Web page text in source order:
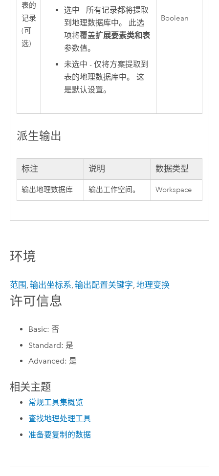
表的
记录
(可
选)
选中 - 所有记录都将提取
到地理数据库中。 此选
项将覆盖扩展要素类和表
参数值。
未选中 - 仅将方案提取到
表的地理数据库中。 这
是默认设置。
Boolean
派生输出
标注 说明 数据类型
输出地理数据库 输出工作空间。 Workspace
环境
范围, 输出坐标系, 输出配置关键字, 地理变换
许可信息
Basic: 否
Standard: 是
Advanced: 是
相关主题
常规工具集概览
查找地理处理工具
准备要复制的数据